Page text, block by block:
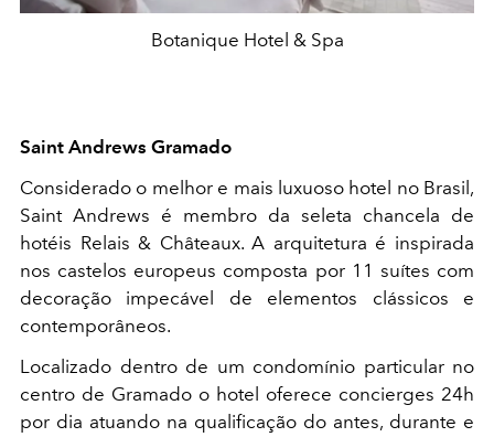
Botanique Hotel & Spa
Saint Andrews Gramado
Considerado o melhor e mais luxuoso hotel no Brasil,
Saint Andrews é membro da seleta chancela de
hotéis Relais & Châteaux. A arquitetura é inspirada
nos castelos europeus composta por 11 suítes com
decoração impecável de elementos clássicos e
contemporâneos.
Localizado dentro de um condomínio particular no
centro de Gramado o hotel oferece concierges 24h
por dia atuando na qualificação do antes, durante e